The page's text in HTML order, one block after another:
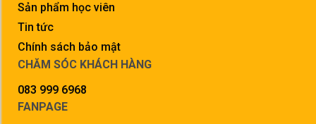
Sản phẩm học viên
Tin tức
Chính sách bảo mật
CHĂM SÓC KHÁCH HÀNG
083 999 6968
FANPAGE